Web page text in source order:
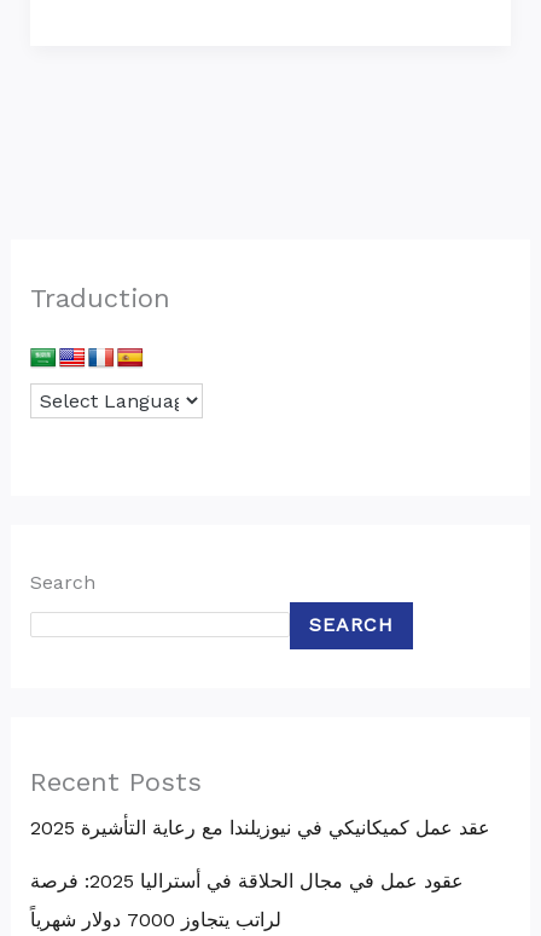
Traduction
Search
SEARCH
Recent Posts
عقد عمل كميكانيكي في نيوزيلندا مع رعاية التأشيرة 2025
عقود عمل في مجال الحلاقة في أستراليا 2025: فرصة
لراتب يتجاوز 7000 دولار شهرياً